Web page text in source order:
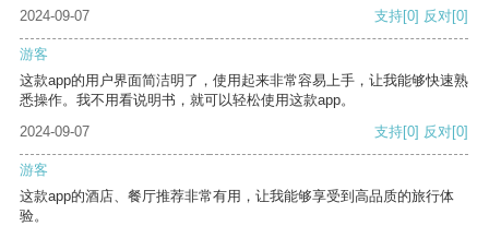
2024-09-07
支持[0] 反对[0]
游客
这款app的用户界面简洁明了，使用起来非常容易上手，让我能够快速熟
悉操作。我不用看说明书，就可以轻松使用这款app。
2024-09-07
支持[0] 反对[0]
游客
这款app的酒店、餐厅推荐非常有用，让我能够享受到高品质的旅行体
验。